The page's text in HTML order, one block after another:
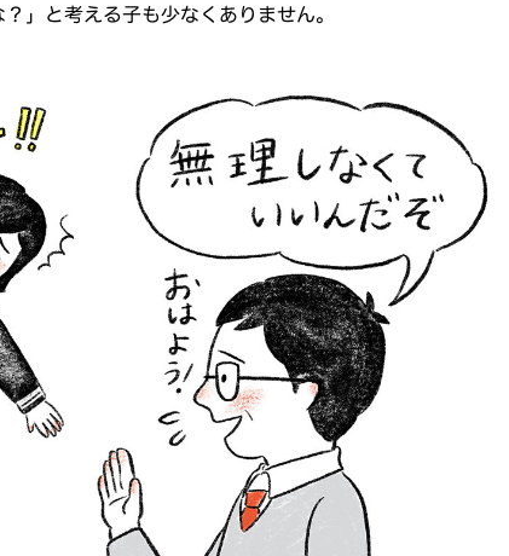
」と考える子も少なくありません。